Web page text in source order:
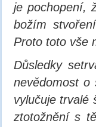
je pochopení,
božím
Proto toto vše
Důsledky
nevědomost o
vylučuje trvalé
ztotožnění s